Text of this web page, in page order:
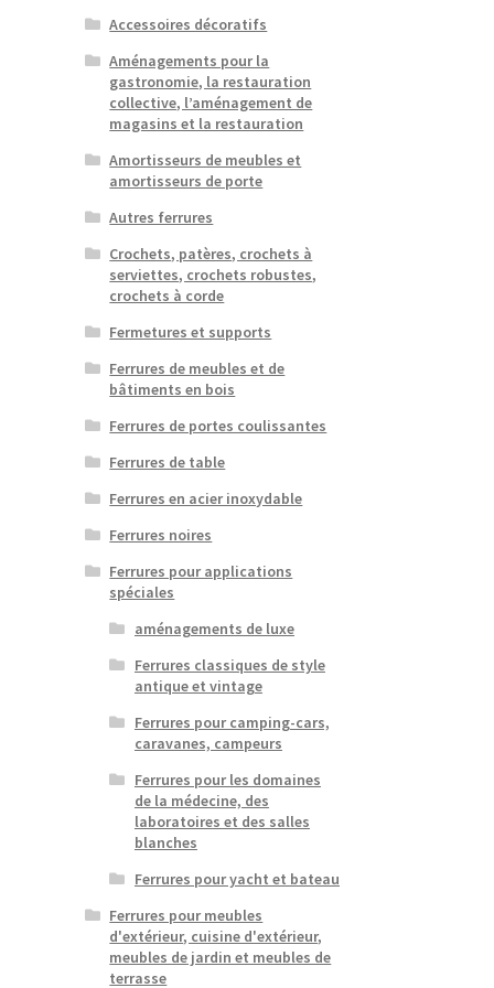
Accessoires décoratifs
Aménagements pour la
gastronomie, la restauration
collective, l’aménagement de
magasins et la restauration
Amortisseurs de meubles et
amortisseurs de porte
Autres ferrures
Crochets, patères, crochets à
serviettes, crochets robustes,
crochets à corde
Fermetures et supports
Ferrures de meubles et de
bâtiments en bois
Ferrures de portes coulissantes
Ferrures de table
Ferrures en acier inoxydable
Ferrures noires
Ferrures pour applications
spéciales
aménagements de luxe
Ferrures classiques de style
antique et vintage
Ferrures pour camping-cars,
caravanes, campeurs
Ferrures pour les domaines
de la médecine, des
laboratoires et des salles
blanches
Ferrures pour yacht et bateau
Ferrures pour meubles
d'extérieur, cuisine d'extérieur,
meubles de jardin et meubles de
terrasse